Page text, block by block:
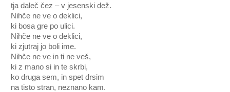
tja daleč čez – v jesenski dež.
Nihče ne ve o deklici,
ki bosa gre po ulici.
Nihče ne ve o deklici,
ki zjutraj jo boli ime.
Nihče ne ve in ti ne veš,
ki z mano si in te skrbi,
ko druga sem, in spet drsim
na tisto stran, neznano kam.